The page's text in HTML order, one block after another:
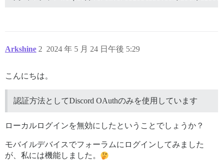
Arkshine 2024 年 5 月 24 日午後 5:29
2
こんにちは。
認証方法としてDiscord OAuthのみを使用しています
ローカルログインを無効にしたということでしょうか？
モバイルデバイスでフォーラムにログインしてみました
が、私には機能しました。